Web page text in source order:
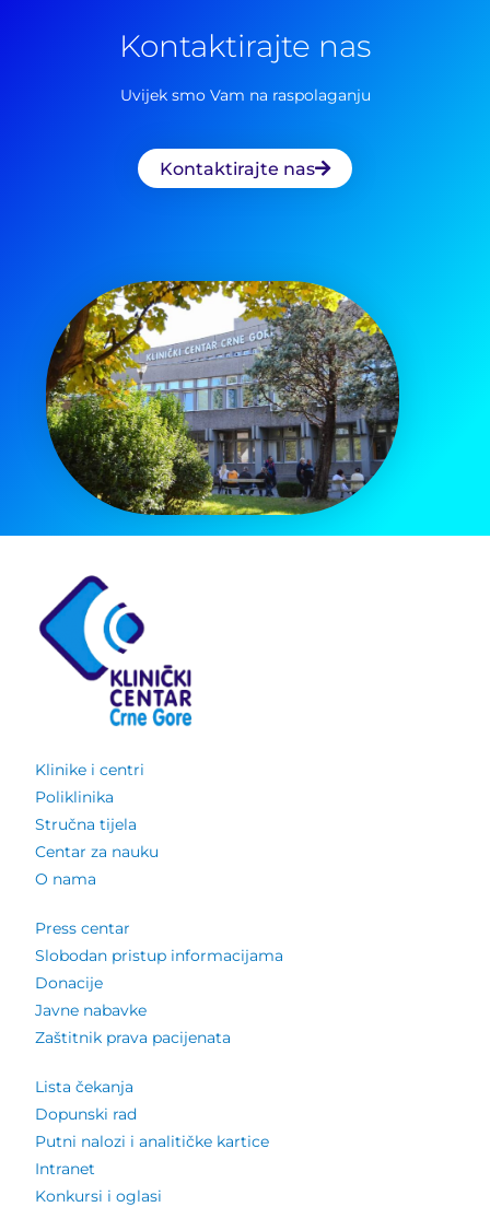
Pretraga
za:
Kontaktirajte nas
Uvijek smo Vam na raspolaganju
Kontaktirajte nas
Klinike i centri
Poliklinika
Stručna tijela
Centar za nauku
O nama
Press centar
Slobodan pristup informacijama
Donacije
Javne nabavke
Zaštitnik prava pacijenata
Lista čekanja
Dopunski rad
Putni nalozi i analitičke kartice
Intranet
Konkursi i oglasi